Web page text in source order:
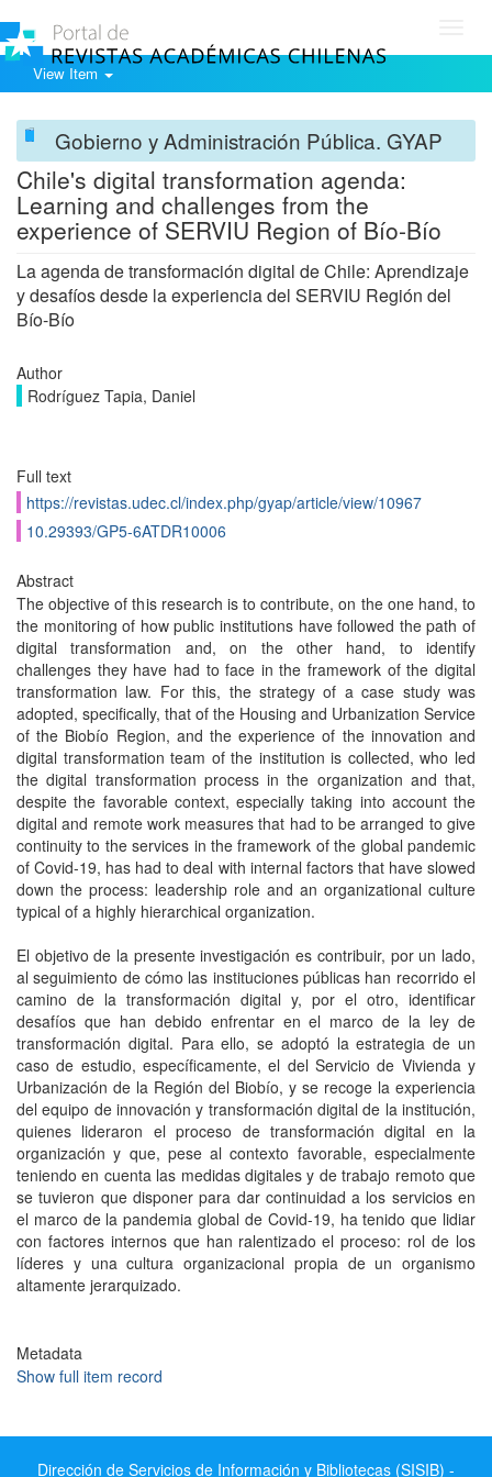
View Item
Gobierno y Administración Pública. GYAP
Chile's digital transformation agenda:
Learning and challenges from the
experience of SERVIU Region of Bío-Bío
La agenda de transformación digital de Chile: Aprendizaje
y desafíos desde la experiencia del SERVIU Región del
Bío-Bío
Author
Rodríguez Tapia, Daniel
Full text
https://revistas.udec.cl/index.php/gyap/article/view/10967
10.29393/GP5-6ATDR10006
Abstract
The objective of this research is to contribute, on the one hand, to
the monitoring of how public institutions have followed the path of
digital transformation and, on the other hand, to identify
challenges they have had to face in the framework of the digital
transformation law. For this, the strategy of a case study was
adopted, specifically, that of the Housing and Urbanization Service
of the Biobío Region, and the experience of the innovation and
digital transformation team of the institution is collected, who led
the digital transformation process in the organization and that,
despite the favorable context, especially taking into account the
digital and remote work measures that had to be arranged to give
continuity to the services in the framework of the global pandemic
of Covid-19, has had to deal with internal factors that have slowed
down the process: leadership role and an organizational culture
typical of a highly hierarchical organization.
El objetivo de la presente investigación es contribuir, por un lado,
al seguimiento de cómo las instituciones públicas han recorrido el
camino de la transformación digital y, por el otro, identificar
desafíos que han debido enfrentar en el marco de la ley de
transformación digital. Para ello, se adoptó la estrategia de un
caso de estudio, específicamente, el del Servicio de Vivienda y
Urbanización de la Región del Biobío, y se recoge la experiencia
del equipo de innovación y transformación digital de la institución,
quienes lideraron el proceso de transformación digital en la
organización y que, pese al contexto favorable, especialmente
teniendo en cuenta las medidas digitales y de trabajo remoto que
se tuvieron que disponer para dar continuidad a los servicios en
el marco de la pandemia global de Covid-19, ha tenido que lidiar
con factores internos que han ralentizado el proceso: rol de los
líderes y una cultura organizacional propia de un organismo
altamente jerarquizado.
Metadata
Show full item record
Dirección de Servicios de Información y Bibliotecas (SISIB) -